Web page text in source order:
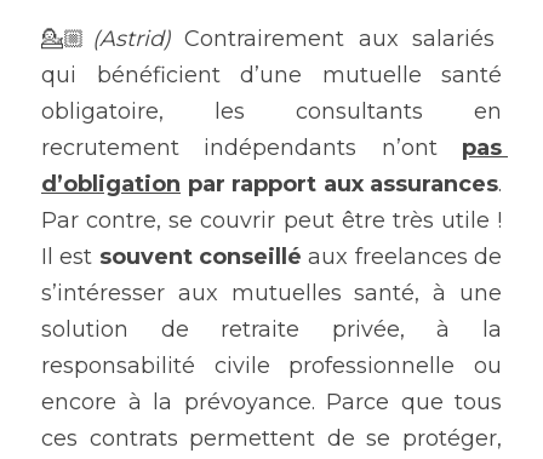
💁🏼 (Astrid) Contrairement aux salariés
qui bénéficient d’une mutuelle santé
obligatoire, les consultants en
recrutement indépendants n’ont pas
d’obligation par rapport aux assurances.
Par contre, se couvrir peut être très utile !
Il est souvent conseillé aux freelances de
s’intéresser aux mutuelles santé, à une
solution de retraite privée, à la
responsabilité civile professionnelle ou
encore à la prévoyance. Parce que tous
ces contrats permettent de se protéger,